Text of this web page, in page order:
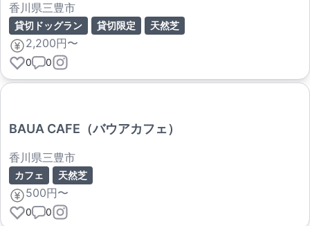
香川県三豊市
貸切ドッグラン 貸切限定 天然芝
2,200円〜
0 0
BAUA CAFE（バウアカフェ）
香川県三豊市
カフェ 天然芝
500円〜
0 0